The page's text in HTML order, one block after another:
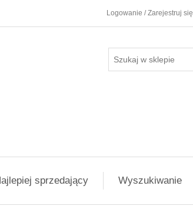
Logowanie / Zarejestruj się
sprzedający Wyszukiwanie